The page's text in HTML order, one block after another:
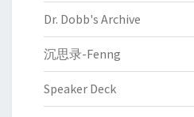
Dr. Dobb's Archive
沉思录-Fenng
Speaker Deck